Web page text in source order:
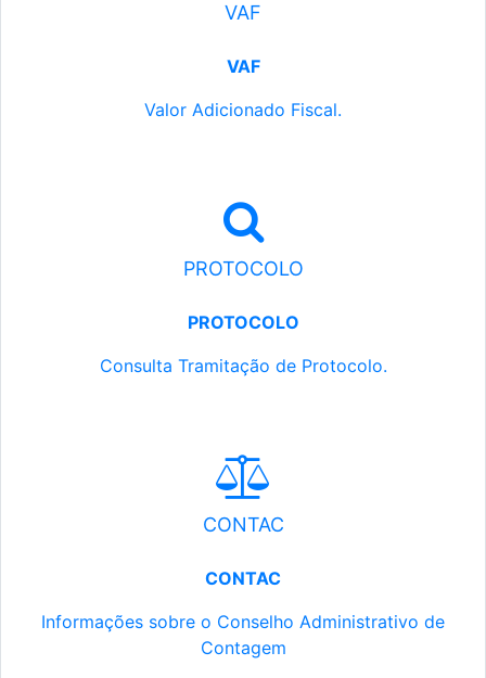
VAF
VAF
Valor Adicionado Fiscal.
PROTOCOLO
PROTOCOLO
Consulta Tramitação de Protocolo.
CONTAC
CONTAC
Informações sobre o Conselho Administrativo de
Contagem